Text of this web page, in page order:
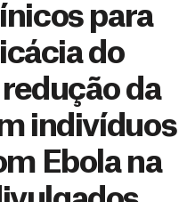
para
do
da
indivíduos
Ebola na